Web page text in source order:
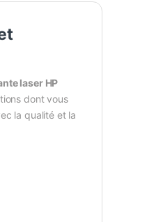
laser HP
dont vous
la qualité et la